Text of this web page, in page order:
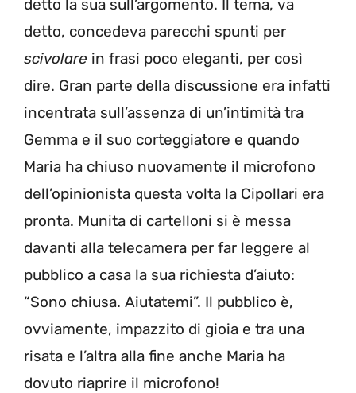
detto la sua sull’argomento. Il tema, va
detto, concedeva parecchi spunti per
scivolare in frasi poco eleganti, per così
dire. Gran parte della discussione era infatti
incentrata sull’assenza di un’intimità tra
Gemma e il suo corteggiatore e quando
Maria ha chiuso nuovamente il microfono
dell’opinionista questa volta la Cipollari era
pronta. Munita di cartelloni si è messa
davanti alla telecamera per far leggere al
pubblico a casa la sua richiesta d’aiuto:
“Sono chiusa. Aiutatemi”. Il pubblico è,
ovviamente, impazzito di gioia e tra una
risata e l’altra alla fine anche Maria ha
dovuto riaprire il microfono!